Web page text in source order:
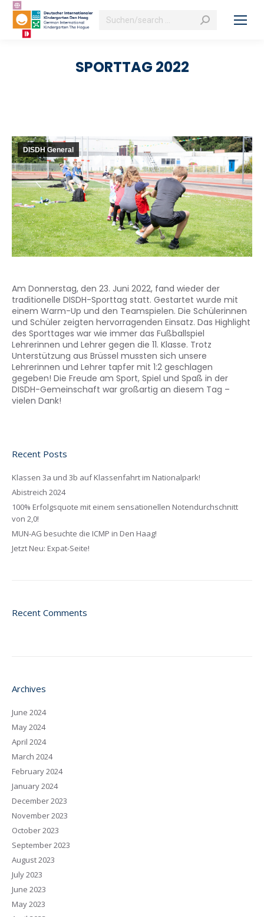
Search:
SPORTTAG 2022
DISDH General
Am Donnerstag, den 23. Juni 2022, fand wieder der
traditionelle DISDH-Sporttag statt. Gestartet wurde mit
einem Warm-Up und den Teamspielen. Die Schülerinnen
und Schüler zeigten hervorragenden Einsatz. Das Highlight
des Sporttages war wie immer das Fußballspiel
Lehrerinnen und Lehrer gegen die 11. Klasse. Trotz
Unterstützung aus Brüssel mussten sich unsere
Lehrerinnen und Lehrer tapfer mit 1:2 geschlagen
gegeben! Die Freude am Sport, Spiel und Spaß in der
DISDH-Gemeinschaft war großartig an diesem Tag –
vielen Dank!
Recent Posts
Klassen 3a und 3b auf Klassenfahrt im Nationalpark!
Abistreich 2024
100% Erfolgsquote mit einem sensationellen Notendurchschnitt
von 2,0!
MUN-AG besuchte die ICMP in Den Haag!
Jetzt Neu: Expat-Seite!
Recent Comments
Archives
June 2024
May 2024
April 2024
March 2024
February 2024
January 2024
December 2023
November 2023
October 2023
September 2023
August 2023
July 2023
June 2023
May 2023